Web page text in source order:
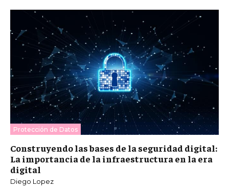
Protección de Datos
Construyendo las bases de la seguridad digital:
La importancia de la infraestructura en la era
digital
Diego Lopez